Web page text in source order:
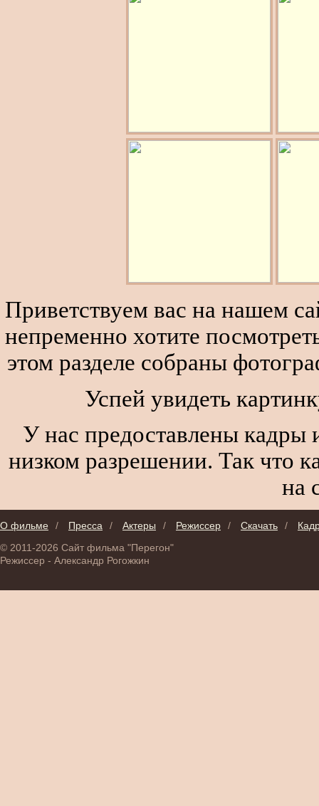
Приветствуем вас на нашем
непременно хотите
этом разделе собраны
Успей увидеть
У нас предоставлены кадры
низком разрешении. Так что
на
О фильме / Пресса / Актеры / Режиссер / Скачать /
© 2011-2026 Сайт фильма "Перегон"
Режиссер - Александр Рогожкин